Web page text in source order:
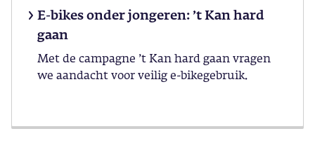
E-bikes onder jongeren: ’t Kan hard
gaan
Met de campagne ’t Kan hard gaan vragen
we aandacht voor veilig e-bikegebruik.